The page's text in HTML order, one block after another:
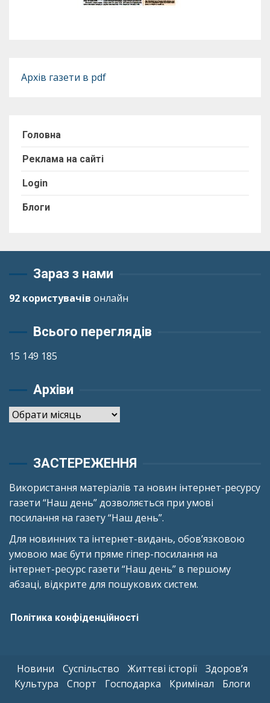
Архів газети в pdf
Головна
Реклама на сайті
Login
Блоги
Зараз з нами
92 користувачів онлайн
Всього переглядів
15 149 185
Архіви
Архіви
ЗАСТЕРЕЖЕННЯ
Використання матеріалів та новин інтернет-ресурсу
газети “Наш день” дозволяється при умові
посилання на газету “Наш день”.
Для новинних та інтернет-видань, обов’язковою
умовою має бути пряме гіпер-посилання на
інтернет-ресурс газети “Наш день” в першому
абзаці, відкрите для пошукових систем.
Політика конфіденційності
Новини Суспільство Життєві історії
Здоров’я
Культура
Спорт Господарка Кримінал Блоги